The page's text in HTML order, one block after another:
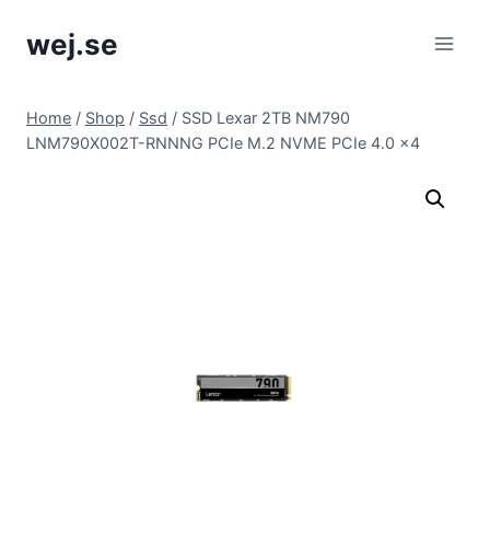
wej.se
Home / Shop / Ssd / SSD Lexar 2TB NM790
LNM790X002T-RNNNG PCIe M.2 NVME PCIe 4.0 x4